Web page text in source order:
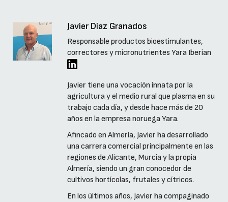
Javier Díaz Granados
Responsable productos bioestimulantes,
correctores y micronutrientes Yara Iberian
Javier tiene una vocación innata por la
agricultura y el medio rural que plasma en su
trabajo cada día, y desde hace más de 20
años en la empresa noruega Yara.
Afincado en Almería, Javier ha desarrollado
una carrera comercial principalmente en las
regiones de Alicante, Murcia y la propia
Almería, siendo un gran conocedor de
cultivos hortícolas, frutales y cítricos.
En los últimos años, Javier ha compaginado